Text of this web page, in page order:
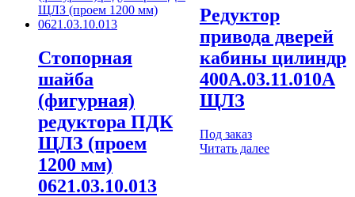
Стопорная
шайба
(фигурная)
редуктора ПДК
ЩЛЗ (проем
1200 мм)
0621.03.10.013
Редуктор
привода дверей
кабины цилиндр
400А.03.11.010А
ЩЛЗ
Под заказ
Читать далее